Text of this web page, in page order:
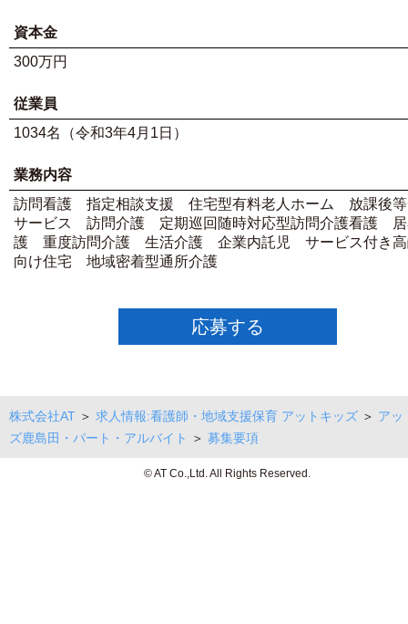
資本金
300万円
従業員
1034名（令和3年4月1日）
業務内容
訪問看護 指定相談支援 住宅型有料老人ホーム 放課後等
サービス 訪問介護 定期巡回随時対応型訪問介護看護 居
護 重度訪問介護 生活介護 企業内託児 サービス付き高
向け住宅 地域密着型通所介護
応募する
株式会社AT ＞ 求人情報:看護師・地域支援保育 アットキッズ ＞ アッ
ズ鹿島田・パート・アルバイト
＞ 募集要項
© AT Co.,Ltd. All Rights Reserved.